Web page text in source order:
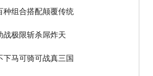
种组合搭配颠覆传统
战极限斩杀屌炸天
马可骑可战真三国